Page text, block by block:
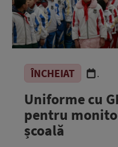
ÎNCHEIAT .
Uniforme cu
pentru
școală